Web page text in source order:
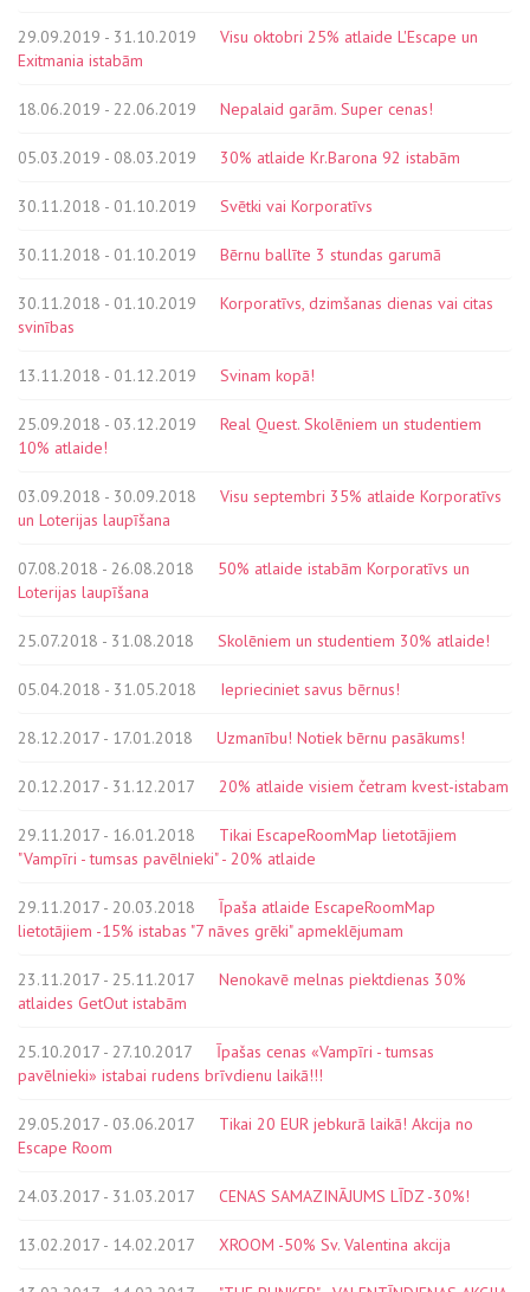
29.09.2019 - 31.10.2019
Visu oktobri 25% atlaide L'Escape un
Exitmania istabām
18.06.2019 - 22.06.2019 Nepalaid garām. Super cenas!
05.03.2019 - 08.03.2019 30% atlaide Kr.Barona 92 istabām
30.11.2018 - 01.10.2019 Svētki vai Korporatīvs
30.11.2018 - 01.10.2019 Bērnu ballīte 3 stundas garumā
30.11.2018 - 01.10.2019
Korporatīvs, dzimšanas dienas vai citas
svinības
13.11.2018 - 01.12.2019 Svinam kopā!
25.09.2018 - 03.12.2019
Real Quest. Skolēniem un studentiem
10% atlaide!
03.09.2018 - 30.09.2018
Visu septembri 35% atlaide Korporatīvs
un Loterijas laupīšana
07.08.2018 - 26.08.2018
50% atlaide istabām Korporatīvs un
Loterijas laupīšana
25.07.2018 - 31.08.2018 Skolēniem un studentiem 30% atlaide!
05.04.2018 - 31.05.2018 Ieprieciniet savus bērnus!
28.12.2017 - 17.01.2018 Uzmanību! Notiek bērnu pasākums!
20.12.2017 - 31.12.2017 20% atlaide visiem četram kvest-istabam
29.11.2017 - 16.01.2018
Tikai EscapeRoomMap lietotājiem
"Vampīri - tumsas pavēlnieki" - 20% atlaide
29.11.2017 - 20.03.2018
Īpaša atlaide EscapeRoomMap
lietotājiem -15% istabas "7 nāves grēki" apmeklējumam
23.11.2017 - 25.11.2017
Nenokavē melnas piektdienas 30%
atlaides GetOut istabām
25.10.2017 - 27.10.2017
Īpašas cenas «Vampīri - tumsas
pavēlnieki» istabai rudens brīvdienu laikā!!!
29.05.2017 - 03.06.2017
Tikai 20 EUR jebkurā laikā! Akcija no
Escape Room
24.03.2017 - 31.03.2017 CENAS SAMAZINĀJUMS LĪDZ -30%!
13.02.2017 - 14.02.2017 XROOM -50% Sv. Valentina akcija